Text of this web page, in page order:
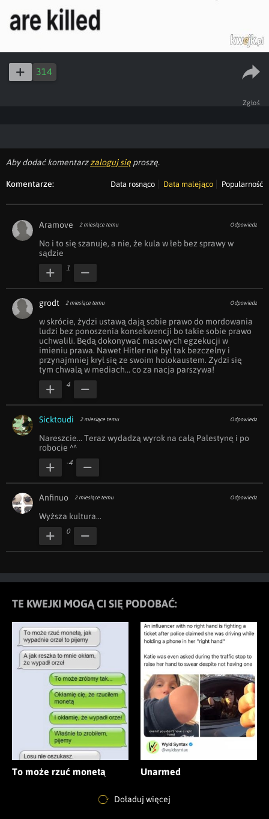
314
Zgłoś
Aby dodać komentarzzaloguj się proszę.
Komentarze: Data rosnąco Data malejąco Popularność
Aramove 2 miesiące temu Odpowiedz
No i to się szanuje, a nie, że kula w łeb bez sprawy w
sądzie
1
grodt 2 miesiące temu Odpowiedz
w skrócie, żydzi ustawą dają sobie prawo do mordowania
ludzi bez ponoszenia konsekwencji bo takie sobie prawo
uchwalili. Będą dokonywać masowych egzekucji w
imieniu prawa. Nawet Hitler nie był tak bezczelny i
przynajmniej krył się ze swoim holokaustem. Żydzi się
tym chwalą w mediach... co za nacja parszywa!
4
Sicktoudi 2 miesiące temu Odpowiedz
Nareszcie... Teraz wydadzą wyrok na całą Palestynę i po
robocie ^^
-4
Anfinuo 2 miesiące temu Odpowiedz
Wyższa kultura...
0
TE KWEJKI MOGĄ CI SIĘ PODOBAĆ:
To może rzuć monetą Unarmed
Doładuj więcej